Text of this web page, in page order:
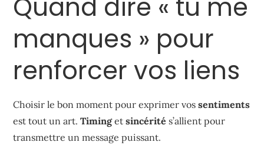
Quand dire « tu me
manques » pour
renforcer vos liens
Choisir le bon moment pour exprimer vossentiments
est tout un art.Timingetsincérité s’allient pour
transmettre un message puissant.